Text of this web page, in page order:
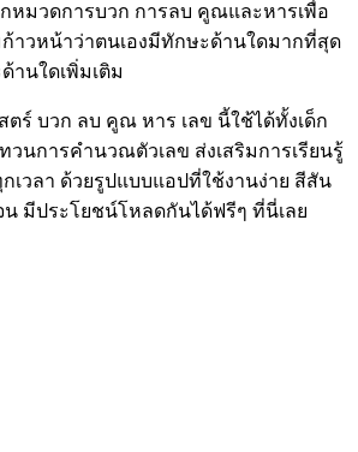
หมวดการบวก การลบ คูณและหารเพื่อ
าวหน้าว่าตนเองมีทักษะด้านใดมากที่สุด
นใดเพิ่มเติม
ร์ บวก ลบ คูณ หาร เลข นี้ใช้ได้ทั้งเด็ก
นการคำนวณตัวเลข ส่งเสริมการเรียนรู้
วลา ด้วยรูปแบบแอปที่ใช้งานง่าย สีสัน
น มีประโยชน์โหลดกันได้ฟรีๆ ที่นี่เลย